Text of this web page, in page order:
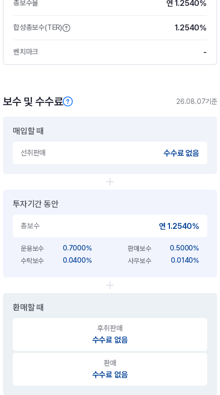
총보수율 연 1.2540%
합성총보수(TER) 1.2540%
벤치마크 -
보수 및 수수료 26.08.07기준
매입할 때
선취판매 수수료 없음
투자기간 동안
총보수 연 1.2540%
운용보수 0.7000% 판매보수
0.5000%
수탁보수
0.0400% 사무보수 0.0140%
환매할 때
후취판매
수수료 없음
환매
수수료 없음